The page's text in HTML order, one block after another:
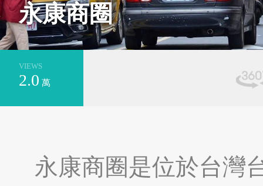
永康商圈
VIEWS
2.0 萬
永康商圈是位於台灣